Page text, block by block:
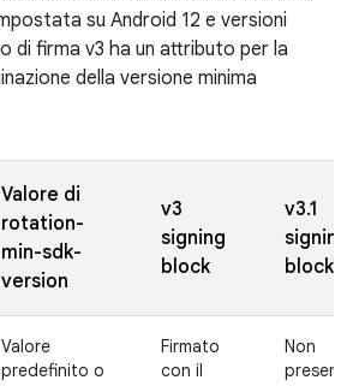
su Android 12 e versioni
di firma v3 ha un attributo per la
della versione minima
Valore di
rotation-
min-sdk-
version
v3
signing
block
v3.1
signing
block
Valore
predefinito o
Firmato
con il
Non